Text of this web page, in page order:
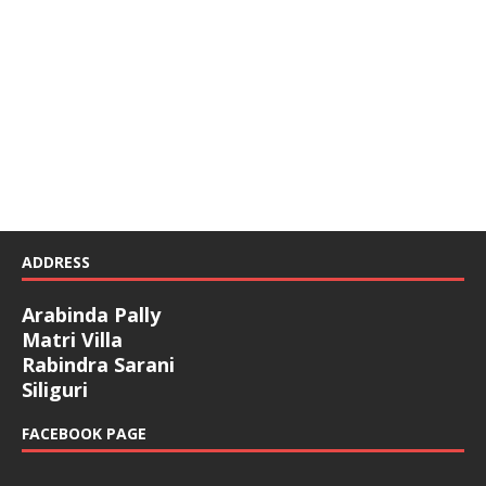
ADDRESS
Arabinda Pally
Matri Villa
Rabindra Sarani
Siliguri
FACEBOOK PAGE